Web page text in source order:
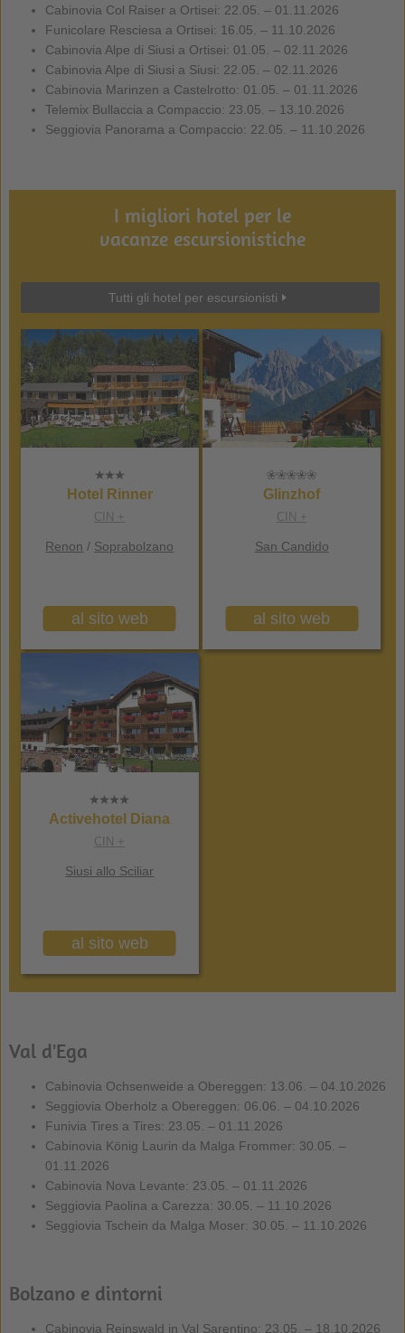
Cabinovia Col Raiser a Ortisei: 22.05. – 01.11.2026
Funicolare Resciesa a Ortisei: 16.05. – 11.10.2026
Cabinovia Alpe di Siusi a Ortisei: 01.05. – 02.11.2026
Cabinovia Alpe di Siusi a Siusi: 22.05. – 02.11.2026
Cabinovia Marinzen a Castelrotto: 01.05. – 01.11.2026
Telemix Bullaccia a Compaccio: 23.05. – 13.10.2026
Seggiovia Panorama a Compaccio: 22.05. – 11.10.2026
I migliori hotel per le
vacanze escursionistiche
Tutti gli hotel per escursionisti
Hotel Rinner
CIN +
Renon / Soprabolzano
al sito web
Glinzhof
CIN +
San Candido
al sito web
Activehotel Diana
CIN +
Siusi allo Sciliar
al sito web
Val d'Ega
Cabinovia Ochsenweide a Obereggen: 13.06. – 04.10.2026
Seggiovia Oberholz a Obereggen: 06.06. – 04.10.2026
Funivia Tires a Tires: 23.05. – 01.11.2026
Cabinovia König Laurin da Malga Frommer: 30.05. –
01.11.2026
Cabinovia Nova Levante: 23.05. – 01.11.2026
Seggiovia Paolina a Carezza: 30.05. – 11.10.2026
Seggiovia Tschein da Malga Moser: 30.05. – 11.10.2026
Bolzano e dintorni
Cabinovia Reinswald in Val Sarentino: 23.05. – 18.10.2026